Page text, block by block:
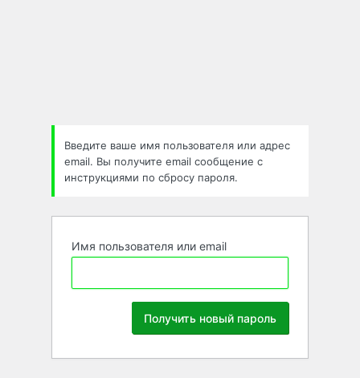
Введите ваше имя пользователя или адрес
email. Вы получите email сообщение с
инструкциями по сбросу пароля.
Имя пользователя или email